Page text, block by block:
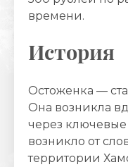
времени.
История
Остоженка —
Она возникла
через
возникло от
территории